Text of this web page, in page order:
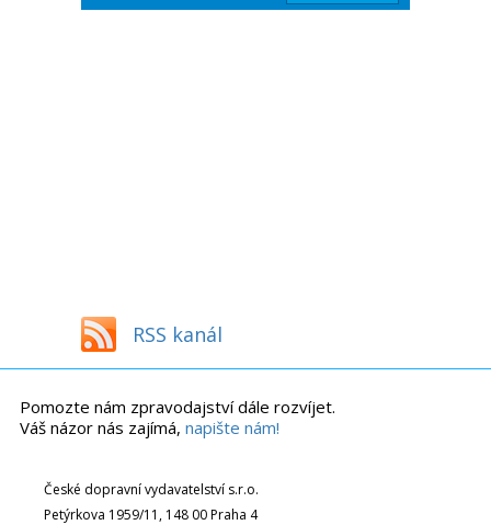
RSS kanál
Pomozte nám zpravodajství dále rozvíjet.
Váš názor nás zajímá, napište nám!
České dopravní vydavatelství s.r.o.
Petýrkova 1959/11, 148 00 Praha 4